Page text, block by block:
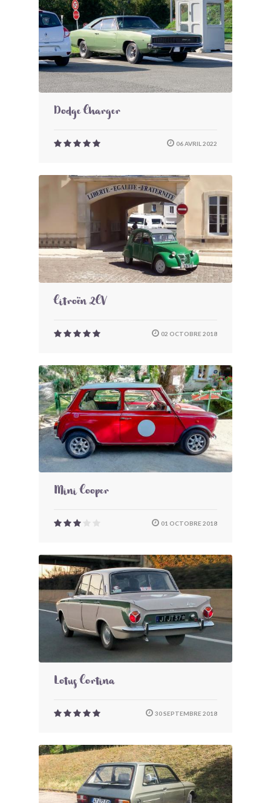
Dodge Charger
06 AVRIL 2022
Citroën 2CV
02 OCTOBRE 2018
Mini Cooper
01 OCTOBRE 2018
Lotus Cortina
30 SEPTEMBRE 2018